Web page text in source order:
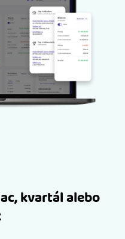
kvartál alebo